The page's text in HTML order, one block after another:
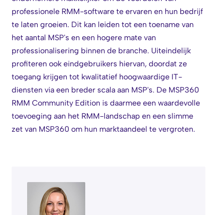
professionele RMM-software te ervaren en hun bedrijf
te laten groeien. Dit kan leiden tot een toename van
het aantal MSP's en een hogere mate van
professionalisering binnen de branche. Uiteindelijk
profiteren ook eindgebruikers hiervan, doordat ze
toegang krijgen tot kwalitatief hoogwaardige IT-
diensten via een breder scala aan MSP's. De MSP360
RMM Community Edition is daarmee een waardevolle
toevoeging aan het RMM-landschap en een slimme
zet van MSP360 om hun marktaandeel te vergroten.